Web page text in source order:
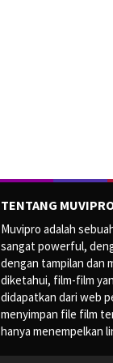
TENTANG
Muvipro adalah
sangat powerful,
dengan tampilan dan
diketahui, film-film
didapatkan dari web
menyimpan file film
hanya menempelkan